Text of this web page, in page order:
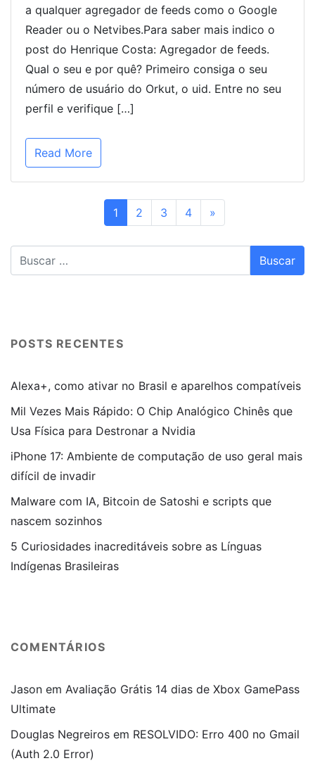
a qualquer agregador de feeds como o Google
Reader ou o Netvibes.Para saber mais indico o
post do Henrique Costa: Agregador de feeds.
Qual o seu e por quê? Primeiro consiga o seu
número de usuário do Orkut, o uid. Entre no seu
perfil e verifique […]
Read More
1 2 3 4 »
POSTS RECENTES
Alexa+, como ativar no Brasil e aparelhos compatíveis
Mil Vezes Mais Rápido: O Chip Analógico Chinês que
Usa Física para Destronar a Nvidia
iPhone 17: Ambiente de computação de uso geral mais
difícil de invadir
Malware com IA, Bitcoin de Satoshi e scripts que
nascem sozinhos
5 Curiosidades inacreditáveis sobre as Línguas
Indígenas Brasileiras
COMENTÁRIOS
Jason em Avaliação Grátis 14 dias de Xbox GamePass
Ultimate
Douglas Negreiros em RESOLVIDO: Erro 400 no Gmail
(Auth 2.0 Error)